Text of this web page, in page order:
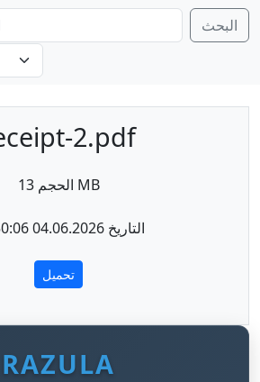
البحث
2.pdf
الحجم 13 MB
التاريخ 04.06.2026 16:50:06
تحميل
RAZULA